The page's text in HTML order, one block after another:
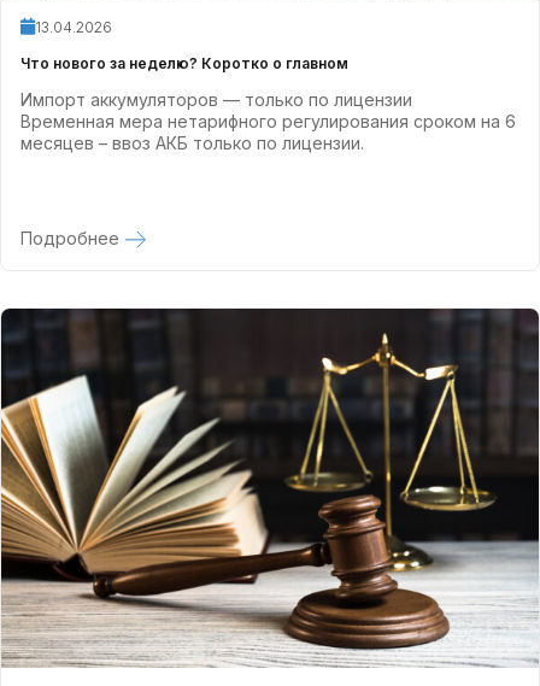
13.04.2026
Что нового за неделю? Коротко о главном
Импорт аккумуляторов — только по лицензии
Временная мера нетарифного регулирования сроком на 6
месяцев – ввоз АКБ только по лицензии.
Подробнее